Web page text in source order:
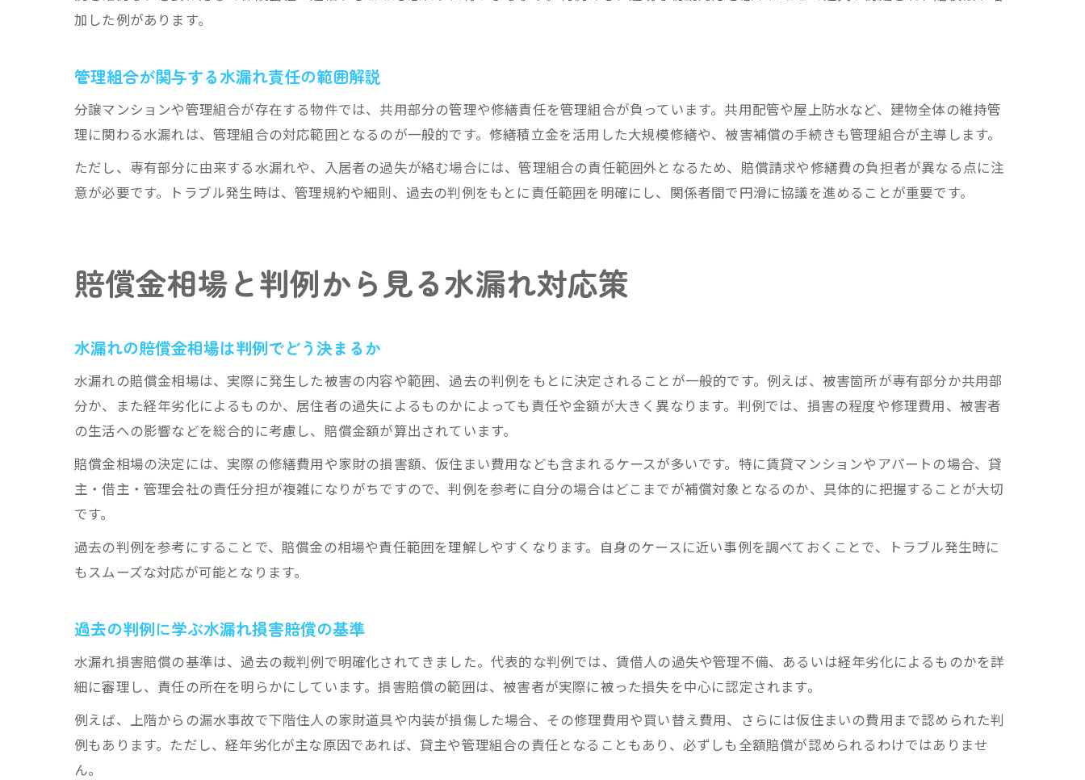
加した例があります。
管理組合が関与する水漏れ責任の範囲解説
分譲マンションや管理組合が存在する物件では、共用部分の管理や修繕責任を管理組合が負っています。共用配管や屋上防水など、建物全体の維持管
理に関わる水漏れは、管理組合の対応範囲となるのが一般的です。修繕積立金を活用した大規模修繕や、被害補償の手続きも管理組合が主導します。
ただし、専有部分に由来する水漏れや、入居者の過失が絡む場合には、管理組合の責任範囲外となるため、賠償請求や修繕費の負担者が異なる点に注
意が必要です。トラブル発生時は、管理規約や細則、過去の判例をもとに責任範囲を明確にし、関係者間で円滑に協議を進めることが重要です。
賠償金相場と判例から見る水漏れ対応策
水漏れの賠償金相場は判例でどう決まるか
水漏れの賠償金相場は、実際に発生した被害の内容や範囲、過去の判例をもとに決定されることが一般的です。例えば、被害箇所が専有部分か共用部
分か、また経年劣化によるものか、居住者の過失によるものかによっても責任や金額が大きく異なります。判例では、損害の程度や修理費用、被害者
の生活への影響などを総合的に考慮し、賠償金額が算出されています。
賠償金相場の決定には、実際の修繕費用や家財の損害額、仮住まい費用なども含まれるケースが多いです。特に賃貸マンションやアパートの場合、貸
主・借主・管理会社の責任分担が複雑になりがちですので、判例を参考に自分の場合はどこまでが補償対象となるのか、具体的に把握することが大切
です。
過去の判例を参考にすることで、賠償金の相場や責任範囲を理解しやすくなります。自身のケースに近い事例を調べておくことで、トラブル発生時に
もスムーズな対応が可能となります。
過去の判例に学ぶ水漏れ損害賠償の基準
水漏れ損害賠償の基準は、過去の裁判例で明確化されてきました。代表的な判例では、賃借人の過失や管理不備、あるいは経年劣化によるものかを詳
細に審理し、責任の所在を明らかにしています。損害賠償の範囲は、被害者が実際に被った損失を中心に認定されます。
例えば、上階からの漏水事故で下階住人の家財道具や内装が損傷した場合、その修理費用や買い替え費用、さらには仮住まいの費用まで認められた判
例もあります。ただし、経年劣化が主な原因であれば、貸主や管理組合の責任となることもあり、必ずしも全額賠償が認められるわけではありませ
ん。